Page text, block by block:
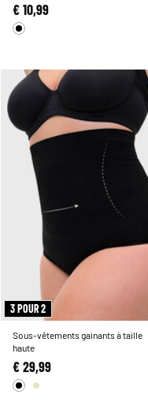
€ 10,99
3 POUR 2
Sous-vêtements gainants à taille
haute
€ 29,99